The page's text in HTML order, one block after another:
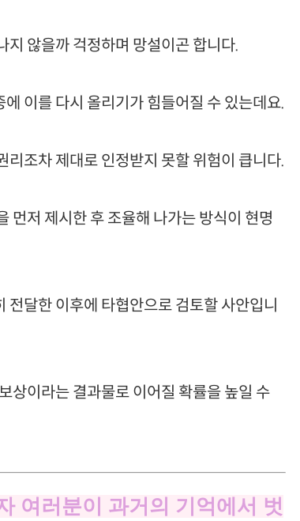
지 않을까 걱정하며 망설이곤 합니다.
이를 다시 올리기가 힘들어질 수 있는데요.
조차 제대로 인정받지 못할 위험이 큽니다.
먼저 제시한 후 조율해 나가는 방식이 현명
달한 이후에 타협안으로 검토할 사안입니
상이라는 결과물로 이어질 확률을 높일 수
여러분이 과거의 기억에서 벗